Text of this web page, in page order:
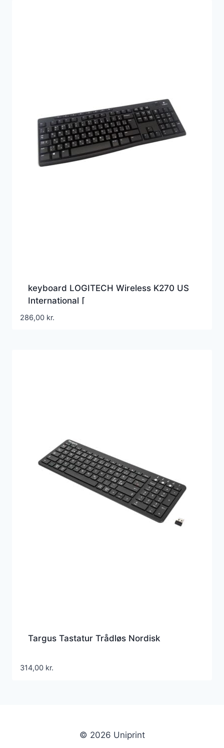
keyboard LOGITECH Wireless K270 US
International [
286,00 kr.
Targus Tastatur Trådløs Nordisk
314,00 kr.
© 2026 Uniprint